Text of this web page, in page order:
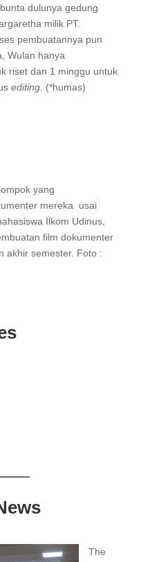
dulunya gedung
milik PT.
pembuatannya pun
Wulan hanya
riset dan 1 minggu untuk
editing. (*humas)
yang
mereka usai
Ilkom Udinus,
film dokumenter
akhir semester. Foto :
The